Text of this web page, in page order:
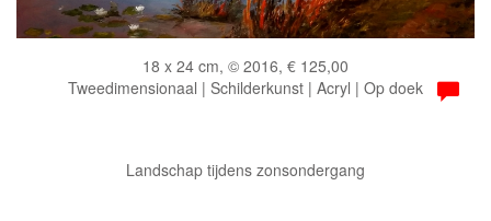
18 x 24 cm, © 2016, € 125,00
Tweedimensionaal | Schilderkunst | Acryl | Op doek
Landschap tijdens zonsondergang